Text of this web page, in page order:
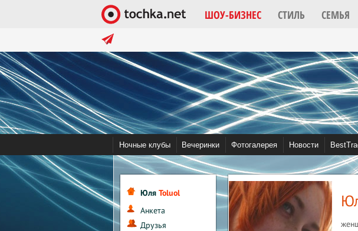
ШОУ-БИЗНЕС СТИЛЬ СЕМЬЯ
в тренде:
Помочь tochka.net Война в Украине 2022
Ночные клубы Вечеринки Фотогалерея Новости
Юля Toluol
Анкета
Друзья